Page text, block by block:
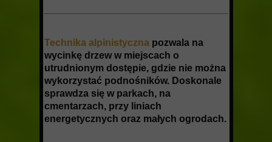
Technika alpinistyczna pozwala na
wycinkę drzew w miejscach o
utrudnionym dostępie, gdzie nie można
wykorzystać podnośników. Doskonale
sprawdza się w parkach, na
cmentarzach, przy liniach
energetycznych oraz małych ogrodach.